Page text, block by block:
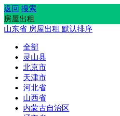
返回 搜索
房屋出租
山东省 房屋出租 默认排序
全部
灵山县
北京市
天津市
河北省
山西省
内蒙古自治区